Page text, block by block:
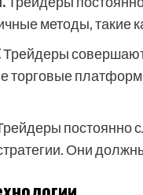
методы, такие
Трейдеры
торговые
постоянно
Они